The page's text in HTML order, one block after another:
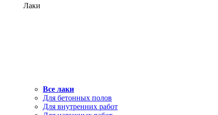
Лаки
Все лаки
Для бетонных полов
Для внутренних работ